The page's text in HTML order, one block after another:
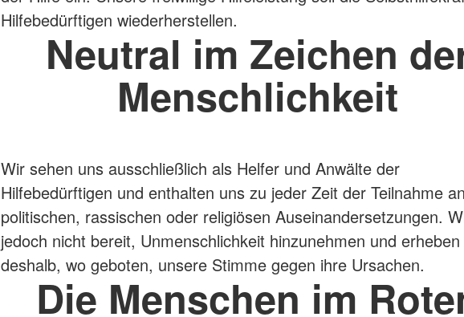
Hilfebedürftigen wiederherstellen.
Neutral im Zeichen
Menschlichkeit
Wir sehen uns ausschließlich als Helfer und Anwälte der
Hilfebedürftigen und enthalten uns zu jeder Zeit der Teilnahme an
politischen, rassischen oder religiösen Auseinandersetzungen.
jedoch nicht bereit, Unmenschlichkeit hinzunehmen und erheben
deshalb, wo geboten, unsere Stimme gegen ihre Ursachen.
Die Menschen im